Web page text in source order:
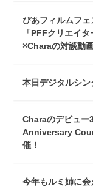
ぴあフィルムフ
「PFFクリエイ
×Charaの対談動
本日デジタルシ
Charaのデビュー
Anniversary
催！
今年もルミ姉に会